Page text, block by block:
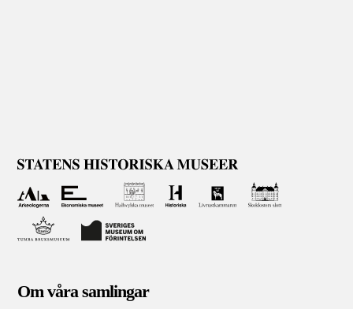
Om våra samlingar